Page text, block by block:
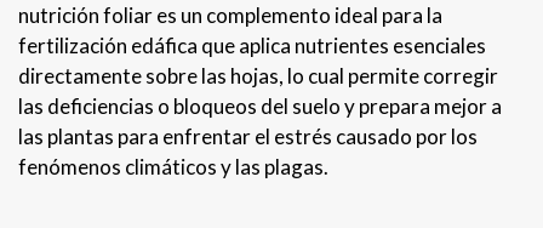
nutrición foliar es un complemento ideal para la
fertilización edáfica que aplica nutrientes esenciales
directamente sobre las hojas, lo cual permite corregir
las deficiencias o bloqueos del suelo y prepara mejor a
las plantas para enfrentar el estrés causado por los
fenómenos climáticos y las plagas.